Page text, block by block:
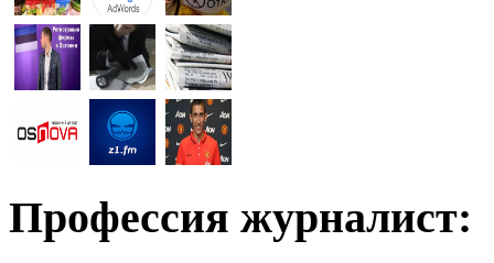
Профессия журналист: